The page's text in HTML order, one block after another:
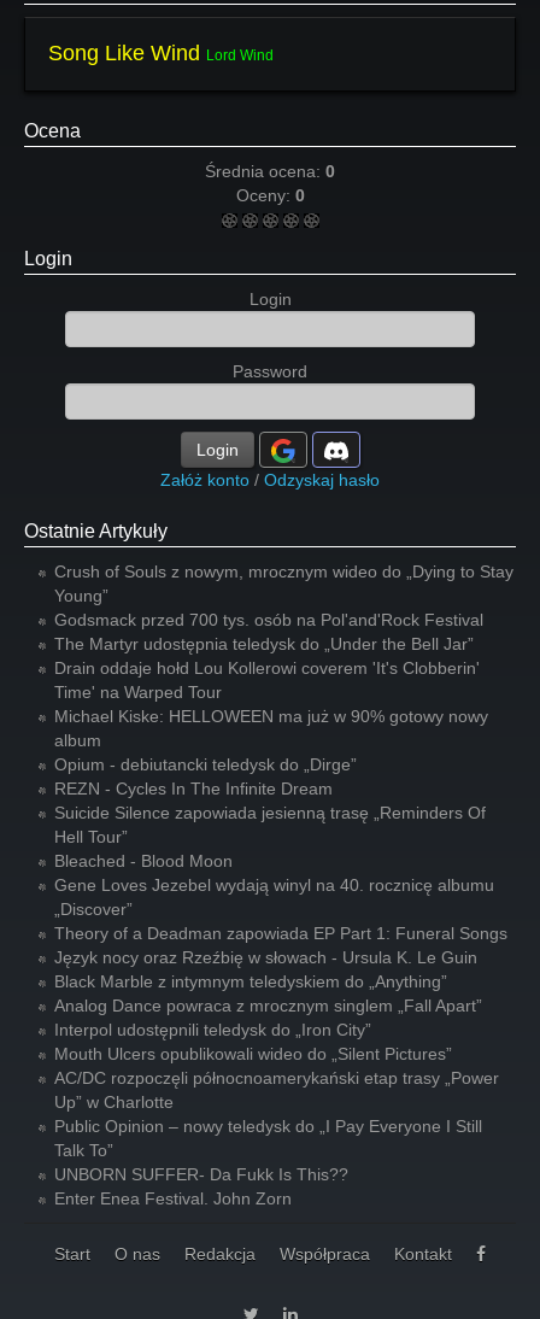
Song Like Wind Lord Wind
Ocena
Średnia ocena: 0
Oceny: 0
Login
Login
Password
Login
Załóż konto / Odzyskaj hasło
Ostatnie Artykuły
Crush of Souls z nowym, mrocznym wideo do „Dying to Stay
Young”
Godsmack przed 700 tys. osób na Pol'and'Rock Festival
The Martyr udostępnia teledysk do „Under the Bell Jar”
Drain oddaje hołd Lou Kollerowi coverem 'It's Clobberin'
Time' na Warped Tour
Michael Kiske: HELLOWEEN ma już w 90% gotowy nowy
album
Opium - debiutancki teledysk do „Dirge”
REZN - Cycles In The Infinite Dream
Suicide Silence zapowiada jesienną trasę „Reminders Of
Hell Tour”
Bleached - Blood Moon
Gene Loves Jezebel wydają winyl na 40. rocznicę albumu
„Discover”
Theory of a Deadman zapowiada EP Part 1: Funeral Songs
Język nocy oraz Rzeźbię w słowach - Ursula K. Le Guin
Black Marble z intymnym teledyskiem do „Anything”
Analog Dance powraca z mrocznym singlem „Fall Apart”
Interpol udostępnili teledysk do „Iron City”
Mouth Ulcers opublikowali wideo do „Silent Pictures”
AC/DC rozpoczęli północnoamerykański etap trasy „Power
Up” w Charlotte
Public Opinion – nowy teledysk do „I Pay Everyone I Still
Talk To”
UNBORN SUFFER- Da Fukk Is This??
Enter Enea Festival. John Zorn
Start O nas Redakcja Współpraca Kontakt